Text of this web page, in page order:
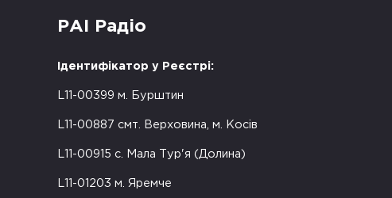
РАІ Радіо
Ідентифікатор у Реєстрі:
L11-00399 м. Бурштин
L11-00887 смт. Верховина, м. Косів
L11-00915 с. Мала Тур'я (Долина)
L11-01203 м. Яремче